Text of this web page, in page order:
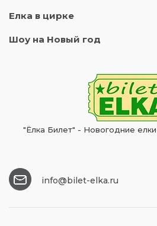
Елка в цирке
Шоу на Новый год
"Ёлка Билет" - Новогодние
info@bilet-elka.ru